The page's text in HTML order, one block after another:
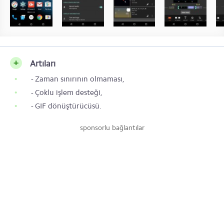
Artıları
- Zaman sınırının olmaması,
- Çoklu işlem desteği,
- GIF dönüştürücüsü.
sponsorlu bağlantılar